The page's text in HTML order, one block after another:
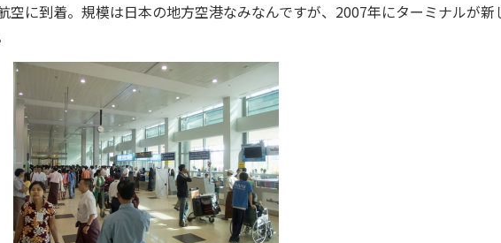
に到着。規模は日本の地方空港なみなんですが、2007年にターミナルが新